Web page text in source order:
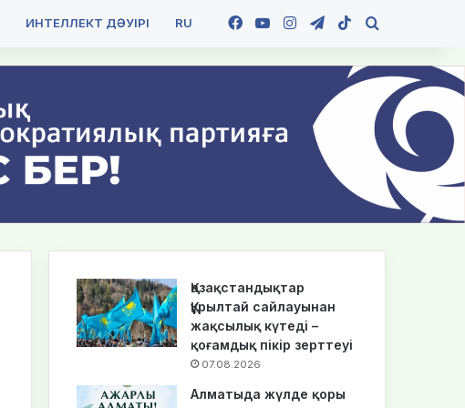
ИНТЕЛЛЕКТ ДӘУІРІ RU Facebook
YouTubeInstagramTelegram
TikTok
Қазақстандықтар
Құрылтай сайлауынан
жақсылық күтеді –
қоғамдық пікір зерттеуі
07.08.2026
Алматыда жүлде қоры